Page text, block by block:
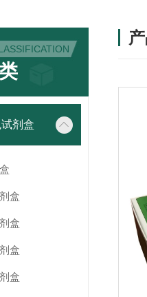
剂盒
盒
盒
盒
盒